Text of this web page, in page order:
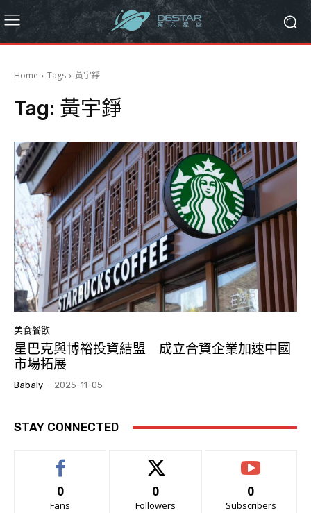
Home Tags 黃宇錚
Tag: 黃宇錚
美食餐飲
星巴克與博裕投資結盟 成立合資企業加速中國
市場拓展
Babaly - 2025-11-05
STAY CONNECTED
0
Fans
0
Followers
0
Subscribers